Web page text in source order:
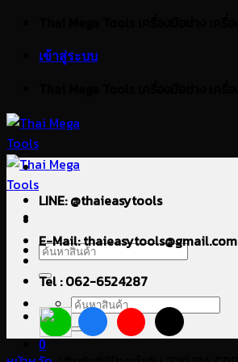
เข้าสู่ระบบ
ค้นหา:
ค้นหา:
0
LINE: @thaieasytools
E-Mail: thaieasytools@gmail.com
Tel : 062-6524287